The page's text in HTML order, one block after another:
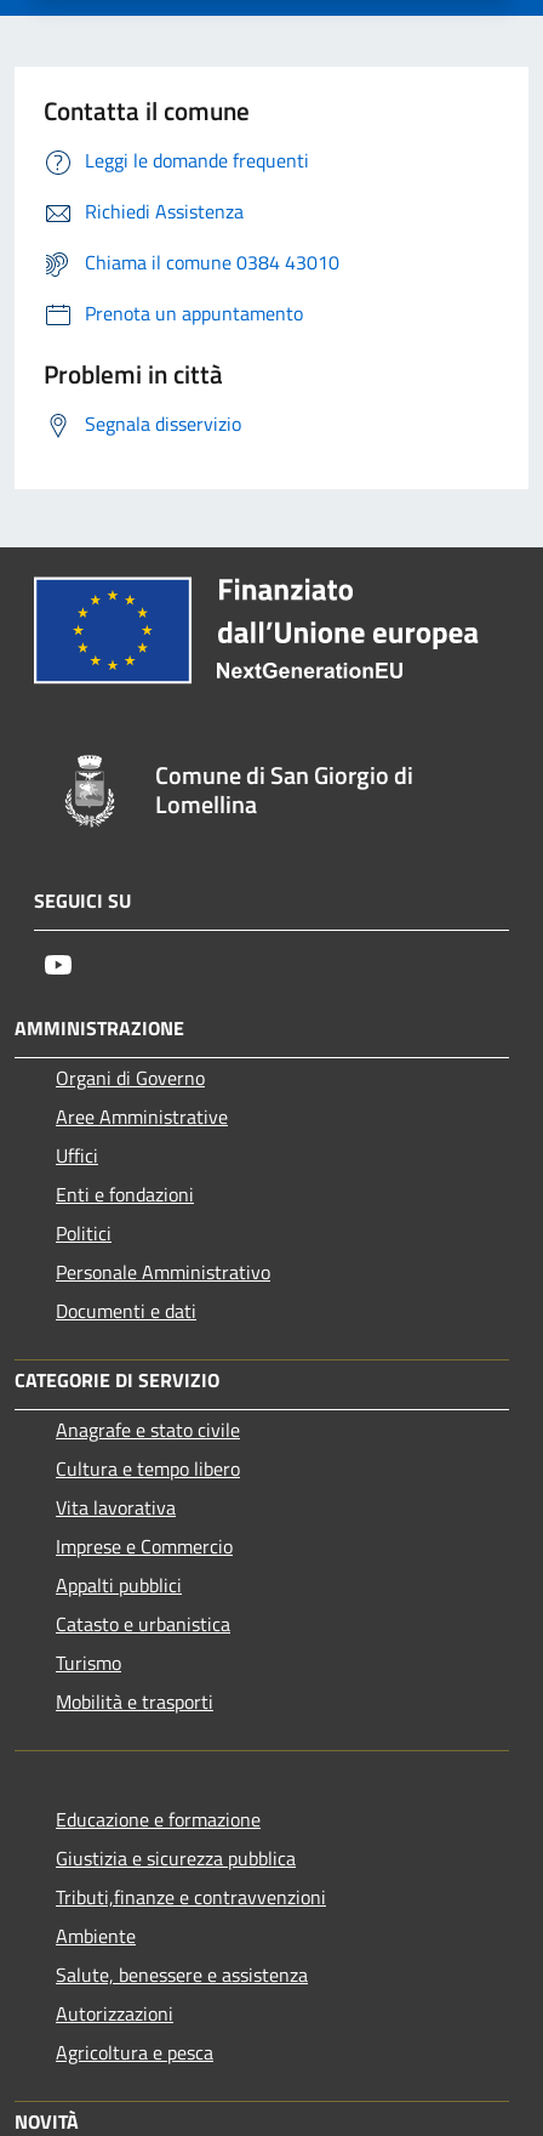
Contatta il comune
Leggi le domande frequenti
Richiedi Assistenza
Chiama il comune 0384 43010
Prenota un appuntamento
Problemi in città
Segnala disservizio
Comune di San Giorgio di
Lomellina
SEGUICI SU
AMMINISTRAZIONE
Organi di Governo
Aree Amministrative
Uffici
Enti e fondazioni
Politici
Personale Amministrativo
Documenti e dati
CATEGORIE DI SERVIZIO
Anagrafe e stato civile
Cultura e tempo libero
Vita lavorativa
Imprese e Commercio
Appalti pubblici
Catasto e urbanistica
Turismo
Mobilità e trasporti
Educazione e formazione
Giustizia e sicurezza pubblica
Tributi,finanze e contravvenzioni
Ambiente
Salute, benessere e assistenza
Autorizzazioni
Agricoltura e pesca
NOVITÀ